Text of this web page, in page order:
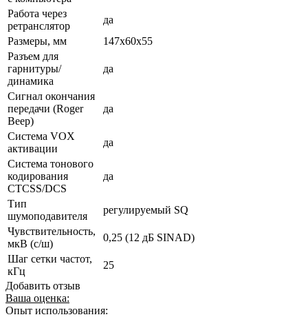
Работа через
ретранслятор
да
Размеры, мм
147х60х55
Разъем для
гарнитуры/
динамика
да
Сигнал окончания
передачи (Roger
Beep)
да
Система VOX
активации
да
Система тонового
кодирования
CTCSS/DCS
да
Тип
шумоподавителя
регулируемый SQ
Чувствительность,
мкВ (с/ш)
0,25 (12 дБ SINAD)
Шаг сетки частот,
кГц
25
Добавить отзыв
Ваша оценка:
Опыт использования: